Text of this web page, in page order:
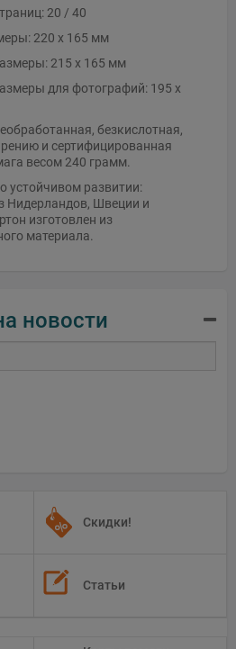
20 / 40
220 x 165 мм
215 x 165 мм
для фотографий: 195 x
безкислотная,
и сертифицированная
весом 240 грамм.
устойчивом развитии:
Нидерландов, Швеции и
изготовлен из
материала.
новости
Скидки!
Статьи